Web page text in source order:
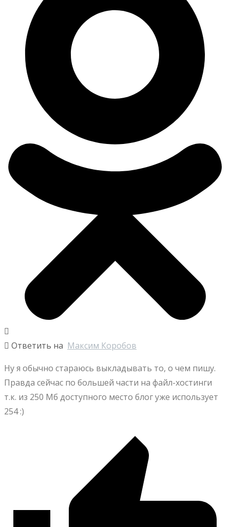
Ответить на Максим Коробов
Ну я обычно стараюсь выкладывать то, о чем пишу.
Правда сейчас по большей части на файл-хостинги
т.к. из 250 Мб доступного место блог уже использует
254 :)